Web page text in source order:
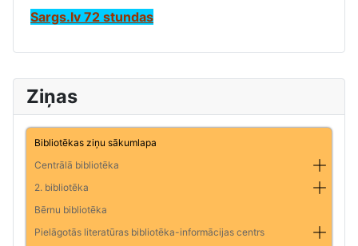
Ziņas
Bibliotēkas ziņu sākumlapa
Centrālā bibliotēka
2. bibliotēka
Bērnu bibliotēka
Pielāgotās literatūras bibliotēka-informācijas centrs
Sargs.lv 72 stundas